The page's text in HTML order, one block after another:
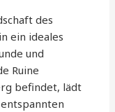
des
ein ideales
und
Ruine
befindet, lädt